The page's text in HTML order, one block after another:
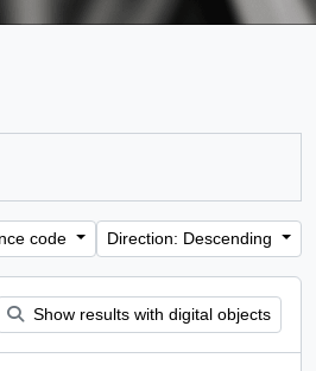
code Direction: Descending
Show results with digital objects